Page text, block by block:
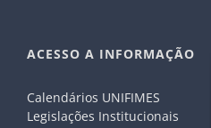
ACESSO A INFORMAÇÃO
Calendários UNIFIMES
Legislações Institucionais